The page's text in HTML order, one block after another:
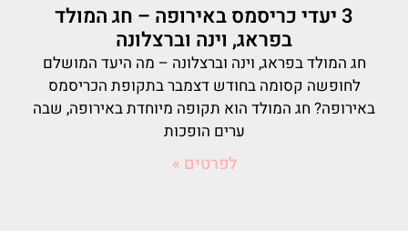
3 יעדי כריסמס באירופה – חג המולד
בפראג, וינה וברצלונה
חג המולד בפראג, וינה וברצלונה – מה היעד המושלם
לחופשה קסומה בחודש דצמבר בתקופת הכריסמס
באירופה? חג המולד הוא תקופה מיוחדת באירופה, שבה
ערים הופכות
לפרטים »